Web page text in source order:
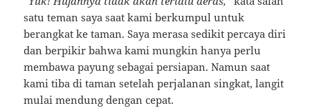
satu teman saya saat kami berkumpul untuk
berangkat ke taman. Saya merasa sedikit percaya diri
dan berpikir bahwa kami mungkin hanya perlu
membawa payung sebagai persiapan. Namun saat
kami tiba di taman setelah perjalanan singkat, langit
mulai mendung dengan cepat.